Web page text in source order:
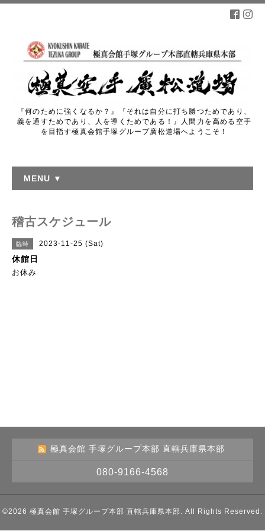
『何のために強くなるか？』『それは自分に打ち勝つためであり、
義を通すためであり、人を導くためである！』人間力を高める空手
を目指す極真会館手塚グループ廣松道場へようこそ！
MENU ▼
稽古スケジュール
臨時 2023-11-25 (Sat)
休館日
お休み
極真会館 手塚グループ本部 直轄兵庫県本部
080-9166-4568
©2026 極真会館 手塚グループ本部 直轄兵庫県本部 . All Rights Reserved.